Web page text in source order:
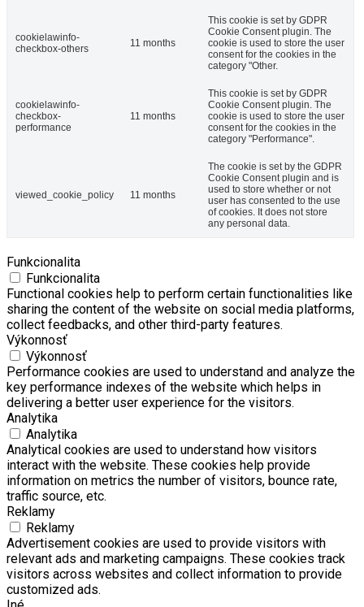
cookielawinfo-
checkbox-others
11 months
This cookie is set by GDPR
Cookie Consent plugin. The
cookie is used to store the user
consent for the cookies in the
category "Other.
cookielawinfo-
checkbox-
performance
11 months
This cookie is set by GDPR
Cookie Consent plugin. The
cookie is used to store the user
consent for the cookies in the
category "Performance".
viewed_cookie_policy 11 months
The cookie is set by the GDPR
Cookie Consent plugin and is
used to store whether or not
user has consented to the use
of cookies. It does not store
any personal data.
Funkcionalita
Funkcionalita
Functional cookies help to perform certain functionalities like
sharing the content of the website on social media platforms,
collect feedbacks, and other third-party features.
Výkonnosť
Výkonnosť
Performance cookies are used to understand and analyze the
key performance indexes of the website which helps in
delivering a better user experience for the visitors.
Analytika
Analytika
Analytical cookies are used to understand how visitors
interact with the website. These cookies help provide
information on metrics the number of visitors, bounce rate,
traffic source, etc.
Reklamy
Reklamy
Advertisement cookies are used to provide visitors with
relevant ads and marketing campaigns. These cookies track
visitors across websites and collect information to provide
customized ads.